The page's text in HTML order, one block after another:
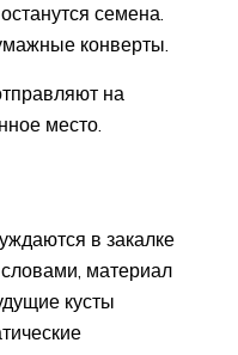
семена.
конверты.
на
место.
в закалке
материал
кусты